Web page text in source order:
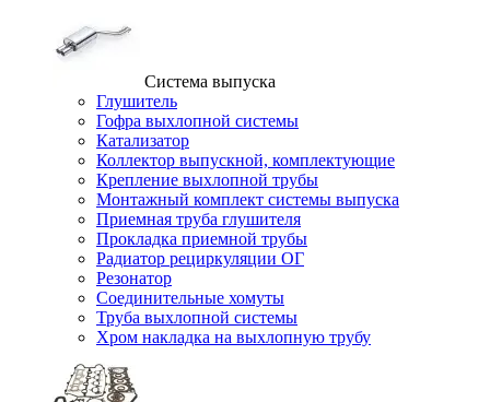
Система выпуска
Глушитель
Гофра выхлопной системы
Катализатор
Коллектор выпускной, комплектующие
Крепление выхлопной трубы
Монтажный комплект системы выпуска
Приемная труба глушителя
Прокладка приемной трубы
Радиатор рециркуляции ОГ
Резонатор
Соединительные хомуты
Труба выхлопной системы
Хром накладка на выхлопную трубу